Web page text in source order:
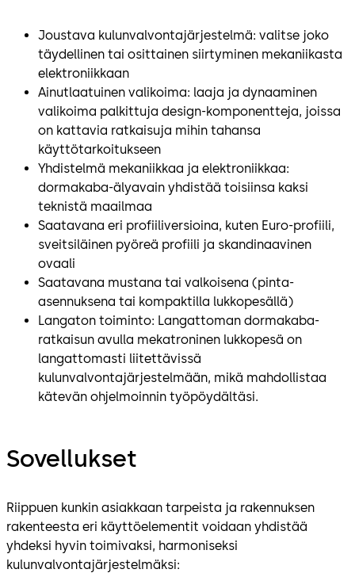
Joustava kulunvalvontajärjestelmä: valitse joko
täydellinen tai osittainen siirtyminen mekaniikasta
elektroniikkaan
Ainutlaatuinen valikoima: laaja ja dynaaminen
valikoima palkittuja design-komponentteja, joissa
on kattavia ratkaisuja mihin tahansa
käyttötarkoitukseen
Yhdistelmä mekaniikkaa ja elektroniikkaa:
dormakaba-älyavain yhdistää toisiinsa kaksi
teknistä maailmaa
Saatavana eri profiiliversioina, kuten Euro-profiili,
sveitsiläinen pyöreä profiili ja skandinaavinen
ovaali
Saatavana mustana tai valkoisena (pinta-
asennuksena tai kompaktilla lukkopesällä)
Langaton toiminto: Langattoman dormakaba-
ratkaisun avulla mekatroninen lukkopesä on
langattomasti liitettävissä
kulunvalvontajärjestelmään, mikä mahdollistaa
kätevän ohjelmoinnin työpöydältäsi.
Sovellukset
Riippuen kunkin asiakkaan tarpeista ja rakennuksen
rakenteesta eri käyttöelementit voidaan yhdistää
yhdeksi hyvin toimivaksi, harmoniseksi
kulunvalvontajärjestelmäksi: